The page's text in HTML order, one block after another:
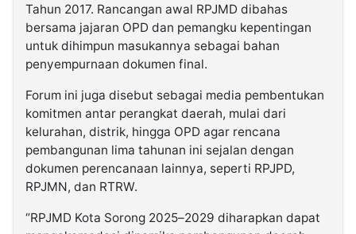
Tahun 2017. Rancangan awal RPJMD dibahas
bersama jajaran OPD dan pemangku kepentingan
untuk dihimpun masukannya sebagai bahan
penyempurnaan dokumen final.
Forum ini juga disebut sebagai media pembentukan
komitmen antar perangkat daerah, mulai dari
kelurahan, distrik, hingga OPD agar rencana
pembangunan lima tahunan ini sejalan dengan
dokumen perencanaan lainnya, seperti RPJPD,
RPJMN, dan RTRW.
“RPJMD Kota Sorong 2025–2029 diharapkan dapat